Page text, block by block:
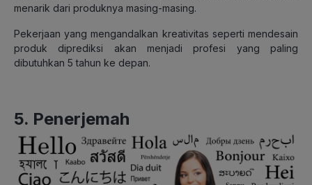
menarik dari produknya masing-masing.
Pekerjaan yang mengandalkan kreativitas seperti mendesain
produk diprediksi akan menjadi profesi yang paling
dibutuhkan 5 tahun ke depan.
5. Penerjemah